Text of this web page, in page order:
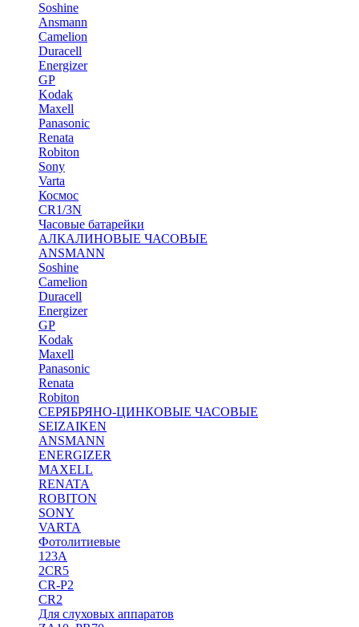
Soshine
Ansmann
Camelion
Duracell
Energizer
GP
Kodak
Maxell
Panasonic
Renata
Robiton
Sony
Varta
Космос
CR1/3N
Часовые батарейки
АЛКАЛИНОВЫЕ ЧАСОВЫЕ
ANSMANN
Soshine
Camelion
Duracell
Energizer
GP
Kodak
Maxell
Panasonic
Renata
Robiton
СЕРЯБРЯНО-ЦИНКОВЫЕ ЧАСОВЫЕ
SEIZAIKEN
ANSMANN
ENERGIZER
MAXELL
RENATA
ROBITON
SONY
VARTA
Фотолитиевые
123A
2CR5
CR-P2
CR2
Для слуховых аппаратов